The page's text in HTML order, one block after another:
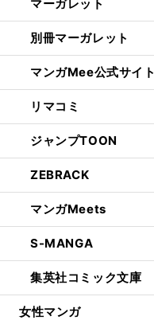
マーガレット
別冊マーガレット
マンガMee公式サイト
リマコミ
ジャンプTOON
ZEBRACK
マンガMeets
S-MANGA
集英社コミック文庫
女性マンガ